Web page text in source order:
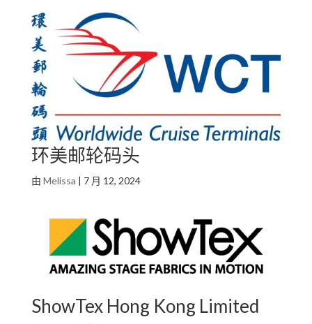
环美邮轮码头
由 Melissa | 7 月 12, 2024
ShowTex Hong Kong Limited